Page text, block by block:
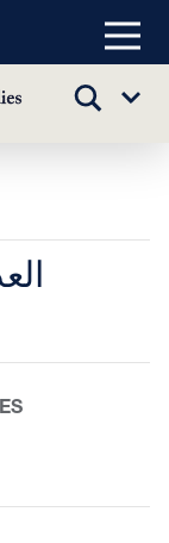
Main
TOGGLE
Sub